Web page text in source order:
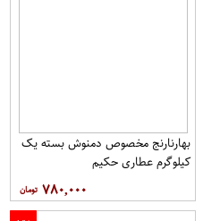
بهارنارنج مخصوص دمنوش بسته یک
کیلوگرم عطاری حکیم
۷۸۰,۰۰۰